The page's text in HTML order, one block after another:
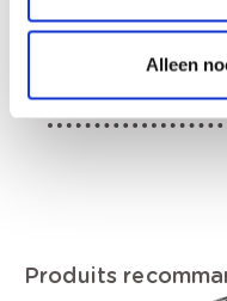
Alleen
3(2H)-one. Peut
allergique., Fiche
Produits